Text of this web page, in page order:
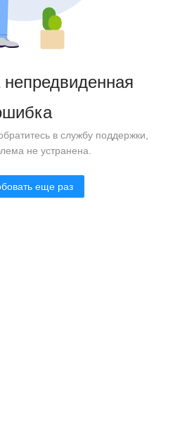
в службу поддержки,
не устранена.
еще раз